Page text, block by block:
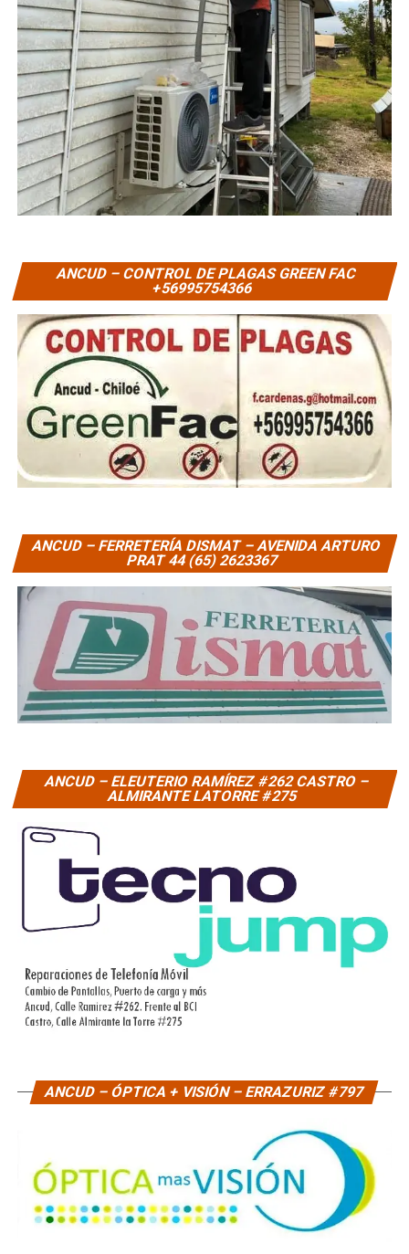
ANCUD – CONTROL DE PLAGAS GREEN FAC
+56995754366
ANCUD – FERRETERÍA DISMAT – AVENIDA ARTURO
PRAT 44 (65) 2623367
ANCUD – ELEUTERIO RAMÍREZ #262 CASTRO –
ALMIRANTE LATORRE #275
ANCUD – ÓPTICA + VISIÓN – ERRAZURIZ #797